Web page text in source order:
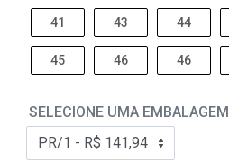
41 43 44
45 46 46
SELECIONE UMA EMBALAGEM